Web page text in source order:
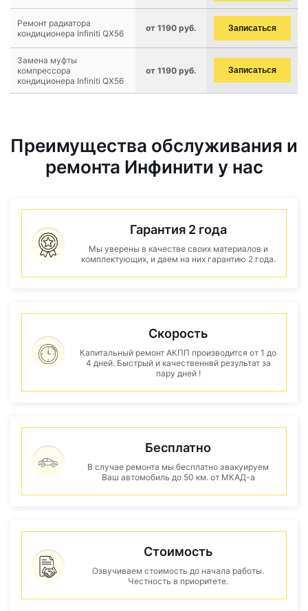
Ремонт радиатора
кондиционера Infiniti QX56
от 1190 руб. Записаться
Замена муфты
компрессора
кондиционера Infiniti QX56
от 1190 руб. Записаться
Преимущества обслуживания и
ремонта Инфинити у нас
Гарантия 2 года
Мы уверены в качестве своих материалов и
комплектующих, и даем на них гарантию 2 года.
Скорость
Капитальный ремонт АКПП производится от 1 до
4 дней. Быстрый и качественнвй результат за
пару дней !
Бесплатно
В случае ремонта мы бесплатно эвакуируем
Ваш автомобиль до 50 км. от МКАД-а
Стоимость
Озвучиваем стоимость до начала работы.
Честность в приоритете.